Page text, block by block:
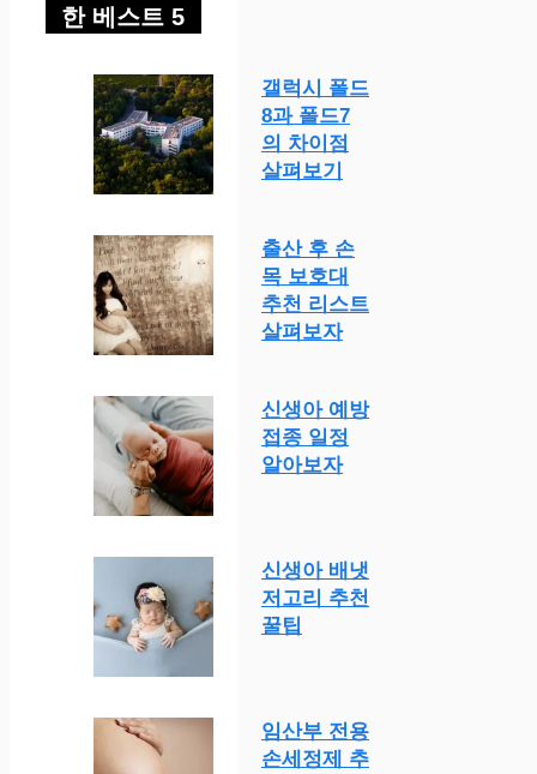
한 베스트 5
갤럭시 폴드
8과 폴드7
의 차이점
살펴보기
출산 후 손
목 보호대
추천 리스트
살펴보자
신생아 예방
접종 일정
알아보자
신생아 배냇
저고리 추천
꿀팁
임산부 전용
손세정제 추